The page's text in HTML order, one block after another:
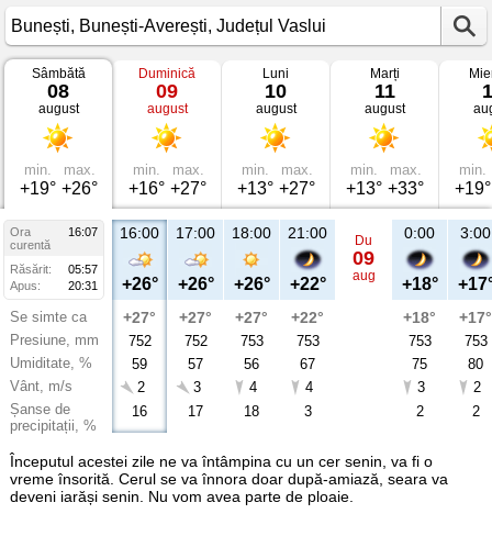
Vremea
Bunești
Bunești-
Averești,
Județul
Vaslui
Sâmbătă
08
august
min.
+19°
max.
+26°
Duminică
09
august
min.
+16°
max.
+27°
Luni
10
august
min.
+13°
max.
+27°
Marți
11
august
min.
+13°
max.
+33°
min.
+19°
Ora
16:07
curentă
Răsărit:
05:57
Apus:
20:31
Se simte ca
Presiune, mm
Umiditate, %
Vânt, m/s
Șanse de
precipitații, %
16:00
+26°
+27°
752
59
2
16
17:00
+26°
+27°
752
57
3
17
18:00
+26°
+27°
753
56
4
18
21:00
+22°
+22°
753
67
4
3
Du
09
aug
0:00
+18°
+18°
753
75
3
2
3:00
+17°
753
80
2
2
Începutul acestei zile ne va întâmpina cu un cer senin, va fi o
vreme însorită. Cerul se va înnora doar după-amiază, seara va
deveni iarăși senin. Nu vom avea parte de ploaie.